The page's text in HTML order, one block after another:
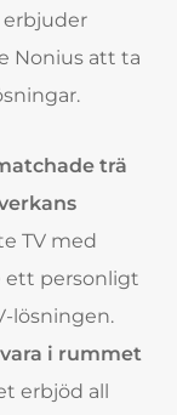
erbjuder
Nonius att ta
trä
TV med
ett personligt
lösningen.
i rummet
erbjöd all